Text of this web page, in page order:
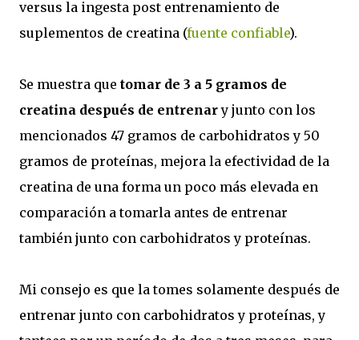
versus la ingesta post entrenamiento de
suplementos de creatina (fuente confiable).
Se muestra que tomar de 3 a 5 gramos de
creatina después de entrenary junto con los
mencionados 47 gramos de carbohidratos y 50
gramos de proteínas, mejora la efectividad de la
creatina de una forma un poco más elevada en
comparación a tomarla antes de entrenar
también junto con carbohidratos y proteínas.
Mi consejo es que la tomes solamente después de
entrenar junto con carbohidratos y proteínas, y